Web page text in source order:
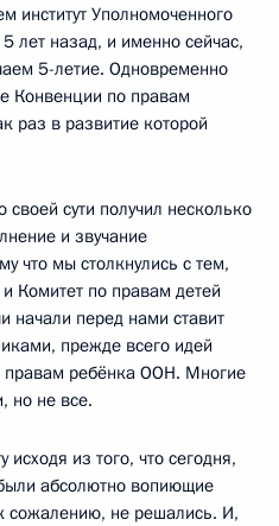
институт Уполномоченного
лет назад, и именно сейчас,
5-летие. Одновременно
Конвенции по правам
раз в развитие которой
своей сути получил несколько
и звучание
что мы столкнулись с тем,
Комитет по правам детей
начали перед нами ставит
прежде всего идей
правам ребёнка ООН. Многие
но не все.
из того, что сегодня,
абсолютно вопиющие
сожалению, не решались. И,